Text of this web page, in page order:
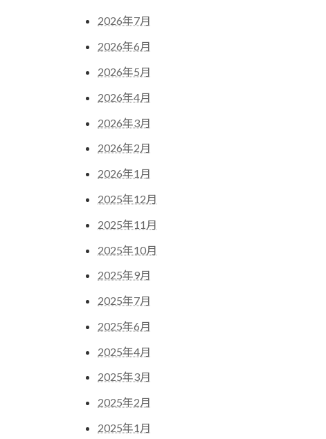
2026年7月
2026年6月
2026年5月
2026年4月
2026年3月
2026年2月
2026年1月
2025年12月
2025年11月
2025年10月
2025年9月
2025年7月
2025年6月
2025年4月
2025年3月
2025年2月
2025年1月